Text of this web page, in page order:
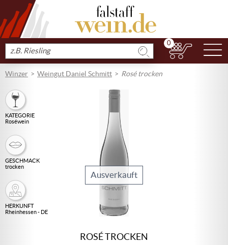
Produkt
suchen
0
Winzer Weingut Daniel Schmitt Rosé trocken
KATEGORIE
Roséwein
GESCHMACK
trocken
HERKUNFT
Rheinhessen - DE
Ausverkauft
ROSÉ TROCKEN